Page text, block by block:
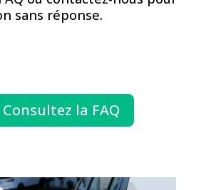
sans réponse.
Consultez la FAQ